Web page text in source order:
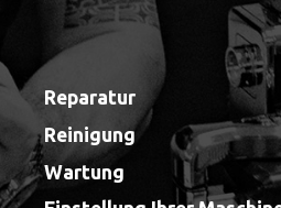
Reparatur
Reinigung
Wartung